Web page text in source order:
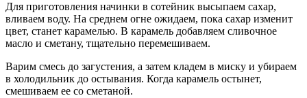
Для приготовления начинки в сотейник высыпаем сахар,
вливаем воду. На среднем огне ожидаем, пока сахар изменит
цвет, станет карамелью. В карамель добавляем сливочное
масло и сметану, тщательно перемешиваем.
Варим смесь до загустения, а затем кладем в миску и убираем
в холодильник до остывания. Когда карамель остынет,
смешиваем ее со сметаной.